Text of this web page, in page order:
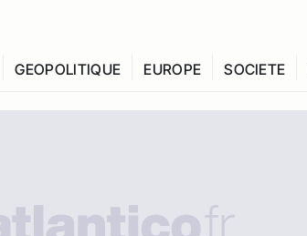
GEOPOLITIQUE EUROPE SOCIETE